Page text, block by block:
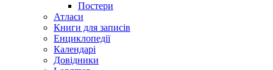
Постери
Атласи
Книги для записів
Енциклопедії
Календарі
Довідники